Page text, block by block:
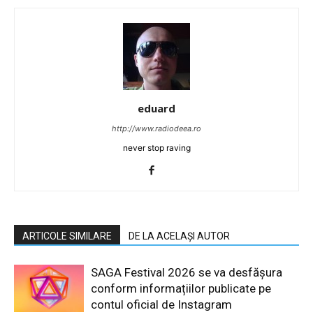
eduard
http://www.radiodeea.ro
never stop raving
ARTICOLE SIMILARE DE LA ACELAȘI AUTOR
SAGA Festival 2026 se va desfășura
conform informațiilor publicate pe
contul oficial de Instagram